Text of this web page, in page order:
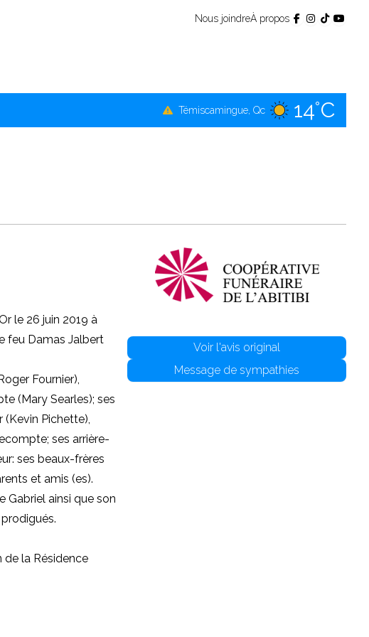
Nous joindreÀ propos
Témiscamingue, Qc 14°C
Amos, Qc 15°C
le 26 juin 2019 à
feu Damas Jalbert
Fournier),
(Mary Searles); ses
(Kevin Pichette),
ses arrière-
ses beaux-frères
et amis (es).
Gabriel ainsi que son
de la Résidence
Voir l'avis original
Message de sympathies